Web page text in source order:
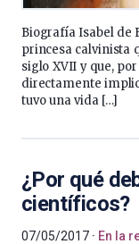
Biografía Isabel de
princesa calvinista
siglo XVII y que,
directamente
tuvo una vida […]
¿Por qué
científicos?
07/05/2017 En la